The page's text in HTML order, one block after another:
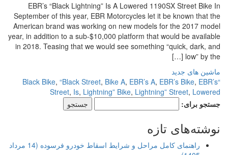
EBR’s “Black Lightning” Is A Lowered 1190SX Street Bike In
September of this year, EBR Motorcycles let it be known that the
American brand was working on new models for the 2017 model
year, in addition to a sub-$10,000 platform that would be available
in 2018. Teasing that we would see something “quick, dark, and
low” by the […]
ماشین های جدید
,“Black Street,Bike A,EBR’s A,EBR’s Bike,EBR’s
Street, Is,Lightning” Bike,Lightning” Street,Lowered
جستجو برای:
نوشته‌های تازه
راهنمای کامل مراحل و شرایط اسقاط خودرو فرسوده (14 مرداد